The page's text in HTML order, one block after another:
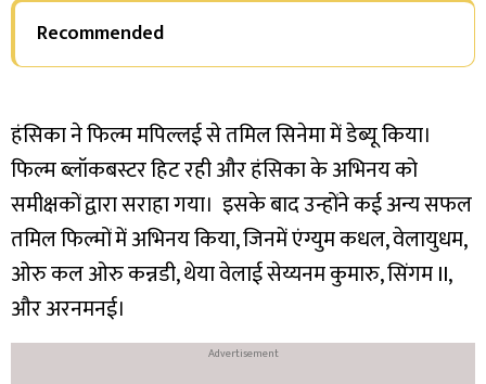
Recommended
हंसिका ने फिल्म मपिल्लई से तमिल सिनेमा में डेब्यू किया।
फिल्म ब्लॉकबस्टर हिट रही और हंसिका के अभिनय को
समीक्षकों द्वारा सराहा गया। इसके बाद उन्होंने कई अन्य सफल
तमिल फिल्मों में अभिनय किया, जिनमें एंग्युम कधल, वेलायुधम,
ओरु कल ओरु कन्नडी, थेया वेलाई सेय्यनम कुमारु, सिंगम II,
और अरनमनई।